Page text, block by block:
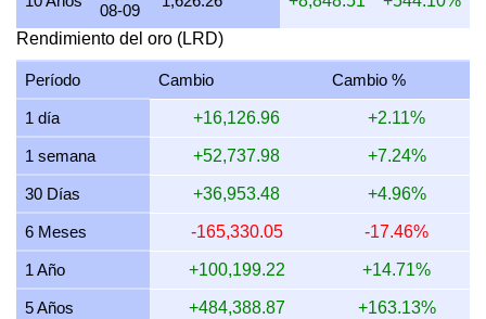
17 julio 2026 303,034.80 9,742.57
301,369.77
15 julio 2026 307,623.62 9,890,099.40
14 julio 2026 307,618.34 9,889.93 9,889,929.64
13 julio 2026 302,968.85 9,740.45 9,740,448.46
12 julio 2026 311,958.44 10,029.46 10,029,463.78
11 julio 2026 311,958.44 10,029.46 10,029,463.78
08-09
Rendimiento del oro (LRD)
Período Cambio Cambio %
1 día +16,126.96 +2.11%
1 semana +52,737.98 +7.24%
30 Días +36,953.48 +4.96%
6 Meses -165,330.05 -17.46%
1 Año +100,199.22 +14.71%
5 Años +484,388.87 +163.13%